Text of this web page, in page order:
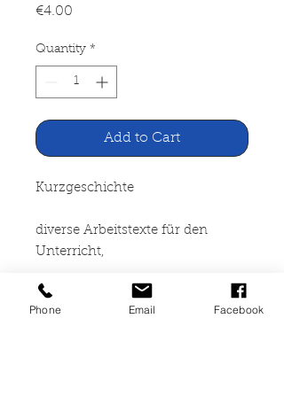
€4.00
Quantity *
Add to Cart
Kurzgeschichte
diverse Arbeitstexte für den
Unterricht,
Deutsche Kurzgeschichten, 5.-6.
Schuljahr
Phone Email Facebook